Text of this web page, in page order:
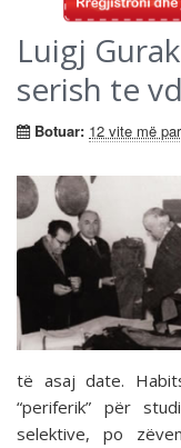
Luigj
serish te
Botuar: 12 vite më
të asaj date.
“periferik” për
selektive, po